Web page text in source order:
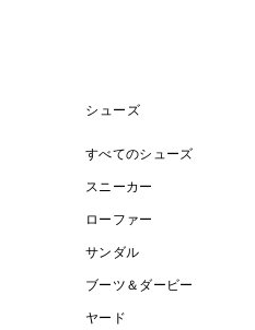
シューズ
すべてのシューズ
スニーカー
ローファー
サンダル
ブーツ＆ダービー
ヤード